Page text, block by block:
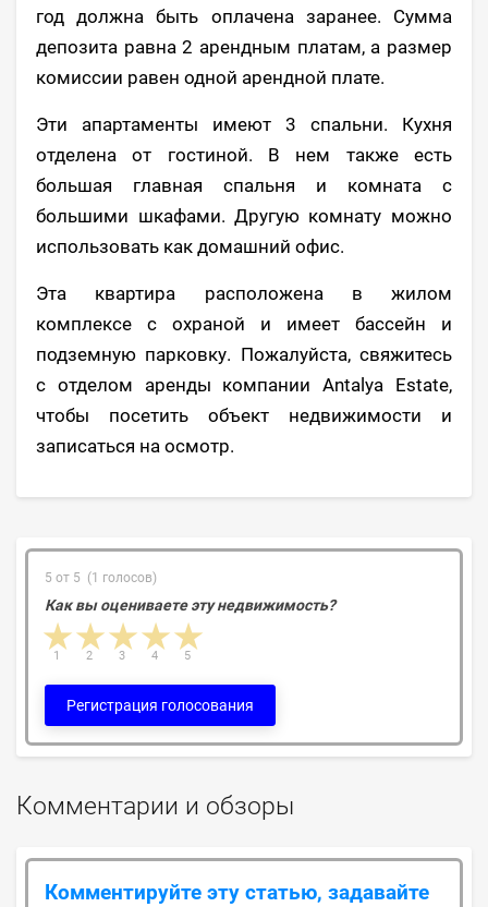
год должна быть оплачена заранее. Сумма
депозита равна 2 арендным платам, а размер
комиссии равен одной арендной плате.
Эти апартаменты имеют 3 спальни. Кухня
отделена от гостиной. В нем также есть
большая главная спальня и комната с
большими шкафами. Другую комнату можно
использовать как домашний офис.
Эта квартира расположена в жилом
комплексе с охраной и имеет бассейн и
подземную парковку. Пожалуйста, свяжитесь
с отделом аренды компании Antalya Estate,
чтобы посетить объект недвижимости и
записаться на осмотр.
5 от 5 (1 голосов)
Как вы оцениваете эту недвижимость?
4 stars
3 stars
2 stars
1 star 5
4
3
2
1
Регистрация голосования
Комментарии и обзоры
Комментируйте эту статью, задавайте